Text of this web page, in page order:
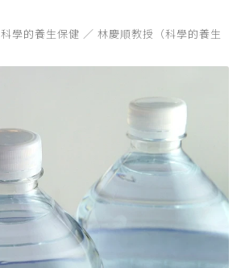
科學的養生保健 ／ 林慶順教授（科學的養生